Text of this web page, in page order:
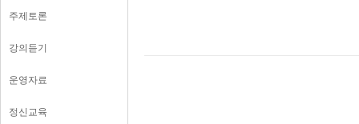
주제토론
강의듣기
운영자료
정신교육